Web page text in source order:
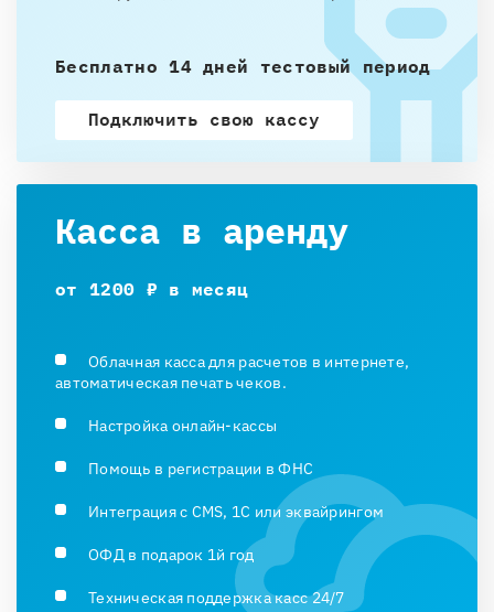
Бесплатно 14 дней тестовый период
Подключить свою кассу
Касса в аренду
от 1200 ₽ в месяц
Облачная касса для расчетов в интернете,
автоматическая печать чеков.
Настройка онлайн-кассы
Помощь в регистрации в ФНС
Интеграция с CMS, 1С или эквайрингом
ОФД в подарок 1й год
Техническая поддержка касс 24/7